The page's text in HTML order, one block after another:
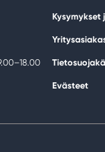
Kysymykset
Evästeet